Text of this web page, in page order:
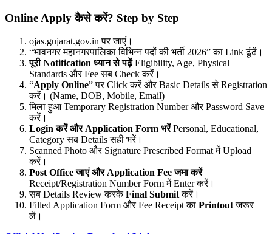
Online Apply कैसे करें? Step by Step
ojas.gujarat.gov.in पर जाएं।
“भावनगर महानगरपालिका विभिन्न पदों की भर्ती 2026” का Link ढूंढें।
पूरी Notification ध्यान से पढ़ेंEligibility, Age, Physical
Standards और Fee सब Check करें।
“Apply Online” पर Click करें और Basic Details से Registration
करें। (Name, DOB, Mobile, Email)
मिला हुआ Temporary Registration Number और Password Save
करें।
Login करें और Application Form भरेंPersonal, Educational,
Category सब Details सही भरें।
Scanned Photo और Signature Prescribed Format में Upload
करें।
Post Office जाएं और Application Fee जमा करें
Receipt/Registration Number Form में Enter करें।
सब Details Review करकेFinal Submitकरें।
Filled Application Form और Fee Receipt का Printoutजरूर
लें।